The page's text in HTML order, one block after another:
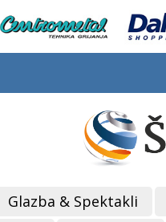
Glazba & Spektakli